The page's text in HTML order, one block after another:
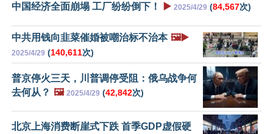
中国经济全面崩塌 工厂纷纷倒下！ ▶️ 2025/4/29 (84,567次)
中共用钱向韭菜催婚被嘲治标不治本 🖼️▶️
2025/4/29 (140,611次)
普京停火三天，川普调停受阻：俄乌战争何
去何从？ 🖼️ 2025/4/29 (42,842次)
北京上海消费断崖式下跌 首季GDP虚假硬